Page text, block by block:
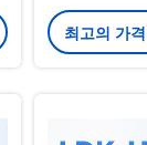
ALC 보호 광
보
최고의 가